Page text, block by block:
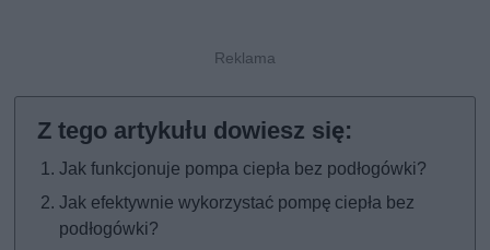
Jak funkcjonuje pompa ciepła bez podłogówki?
Jak efektywnie wykorzystać pompę ciepła bez
podłogówki?